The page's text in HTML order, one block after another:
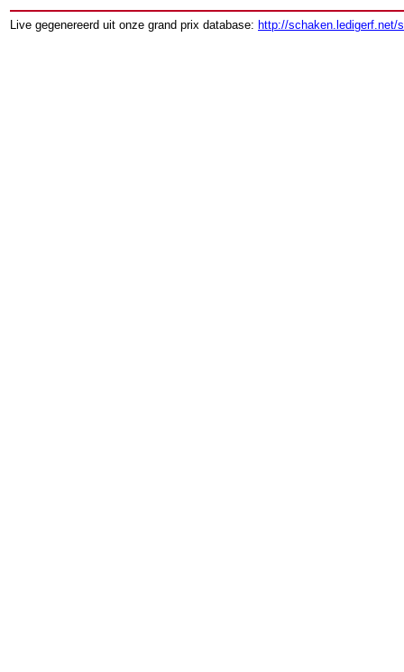
Live gegenereerd uit onze grand prix database: http://schaken.ledigerf.net/